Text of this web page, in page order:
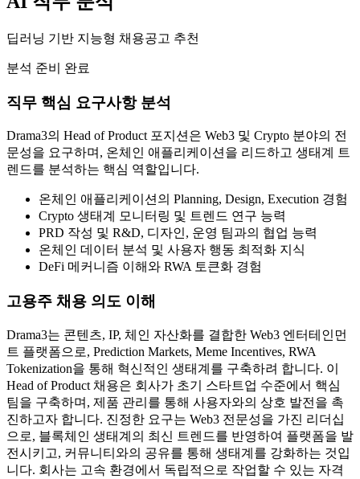
딥러닝 기반 지능형 채용공고 추천
분석 준비 완료
직무 핵심 요구사항 분석
Drama3의 Head of Product 포지션은 Web3 및 Crypto 분야의 전
문성을 요구하며, 온체인 애플리케이션을 리드하고 생태계 트
렌드를 분석하는 핵심 역할입니다.
온체인 애플리케이션의 Planning, Design, Execution 경험
Crypto 생태계 모니터링 및 트렌드 연구 능력
PRD 작성 및 R&D, 디자인, 운영 팀과의 협업 능력
온체인 데이터 분석 및 사용자 행동 최적화 지식
DeFi 메커니즘 이해와 RWA 토큰화 경험
고용주 채용 의도 이해
Drama3는 콘텐츠, IP, 체인 자산화를 결합한 Web3 엔터테인먼
트 플랫폼으로, Prediction Markets, Meme Incentives, RWA
Tokenization을 통해 혁신적인 생태계를 구축하려 합니다. 이
Head of Product 채용은 회사가 초기 스타트업 수준에서 핵심
팀을 구축하며, 제품 관리를 통해 사용자와의 상호 발전을 촉
진하고자 합니다. 진정한 요구는 Web3 전문성을 가진 리더십
으로, 블록체인 생태계의 최신 트렌드를 반영하여 플랫폼을 발
전시키고, 커뮤니티와의 공유를 통해 생태계를 강화하는 것입
니다. 회사는 고속 환경에서 독립적으로 작업할 수 있는 자격